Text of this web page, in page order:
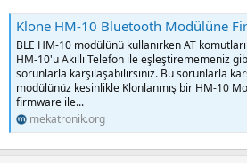
Klone HM-10 Bluetooth Modülüne
BLE HM-10 modülünü kullanırken AT
HM-10'u Akıllı Telefon ile eşleştirememeniz
sorunlarla karşılaşabilirsiniz. Bu sorunlarla
modülünüz kesinlikle Klonlanmış bir HM-10
firmware ile...
mekatronik.org